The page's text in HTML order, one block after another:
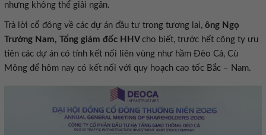
nhưng không thể giải ngân.
Trả lời cổ đông về các dự án đầu tư trong tương lai, ông Ngọ
Trường Nam, Tổng giám đốc HHV cho biết, trước hết công ty ưu
tiên các dự án có tính kết nối liên vùng như hầm Đèo Cả, Cù
Mông để hôm nay có kết nối với quy hoạch cao tốc Bắc – Nam.